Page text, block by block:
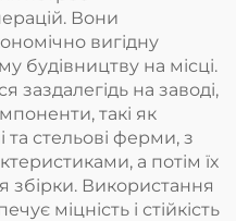
Вони
вигідну
будівництву на місці.
заздалегідь на заводі,
такі як
та стельові ферми, з
а потім їх
збірки. Використання
міцність і стійкість